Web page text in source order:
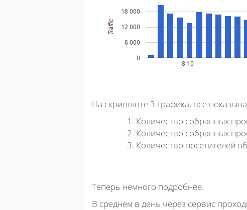
На скриншоте 3 графика, все
Количество собранных
Количество собранных
Количество посетителей
Теперь немного подробнее.
В среднем в день через сервис